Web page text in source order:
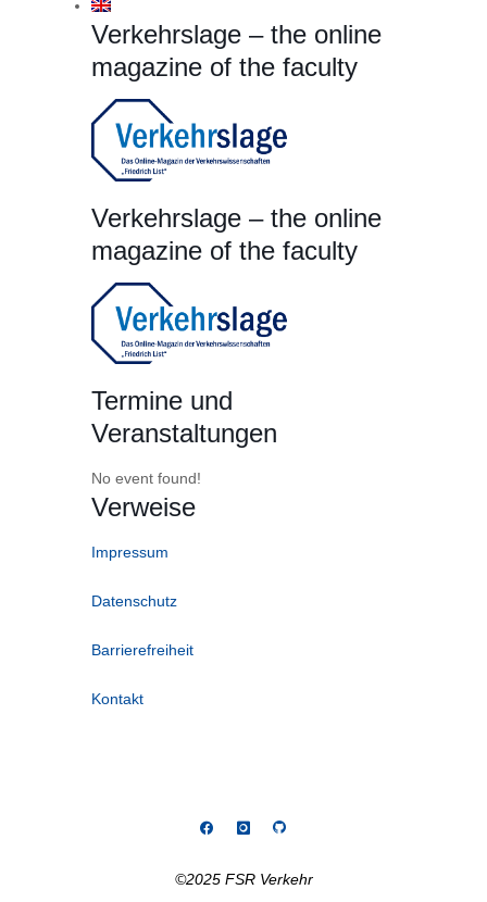
Verkehrslage – the online
magazine of the faculty
Verkehrslage – the online
magazine of the faculty
Termine und
Veranstaltungen
No event found!
Verweise
Impressum
Datenschutz
Barrierefreiheit
Kontakt
©2025 FSR Verkehr